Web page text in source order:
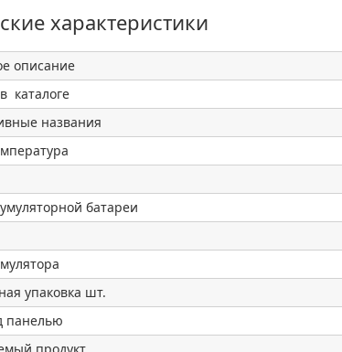
характеристики
описание
каталоге
названия
батареи
упаковка шт.
панелью